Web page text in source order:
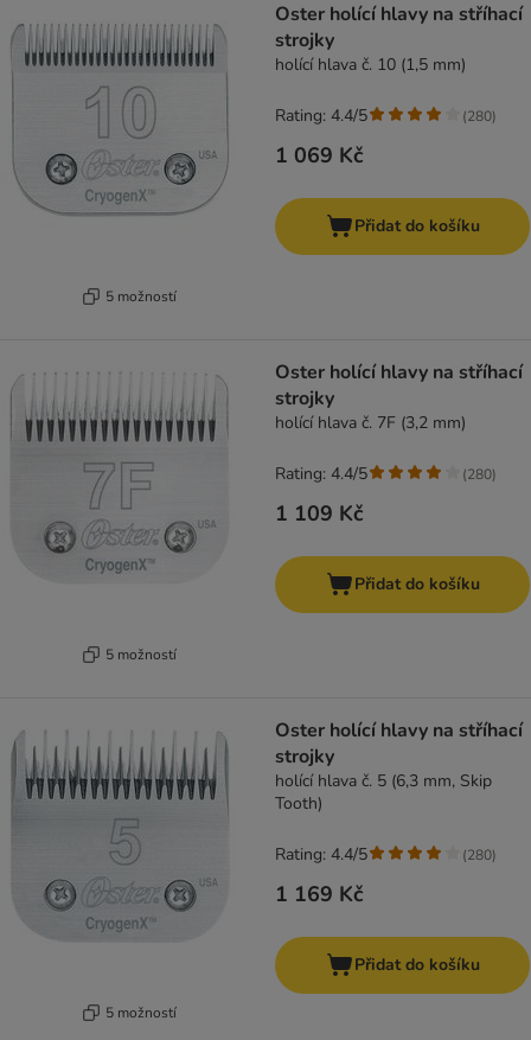
5 možností
Oster holící hlavy na stříhací
strojky
holící hlava č. 10 (1,5 mm)
1 069 Kč
Rating: 4.4/5 (280)
Přidat do košíku
5 možností
Oster holící hlavy na stříhací
strojky
holící hlava č. 7F (3,2 mm)
1 109 Kč
Rating: 4.4/5 (280)
Přidat do košíku
5 možností
Oster holící hlavy na stříhací
strojky
holící hlava č. 5 (6,3 mm, Skip
Tooth)
1 169 Kč
Rating: 4.4/5 (280)
Přidat do košíku